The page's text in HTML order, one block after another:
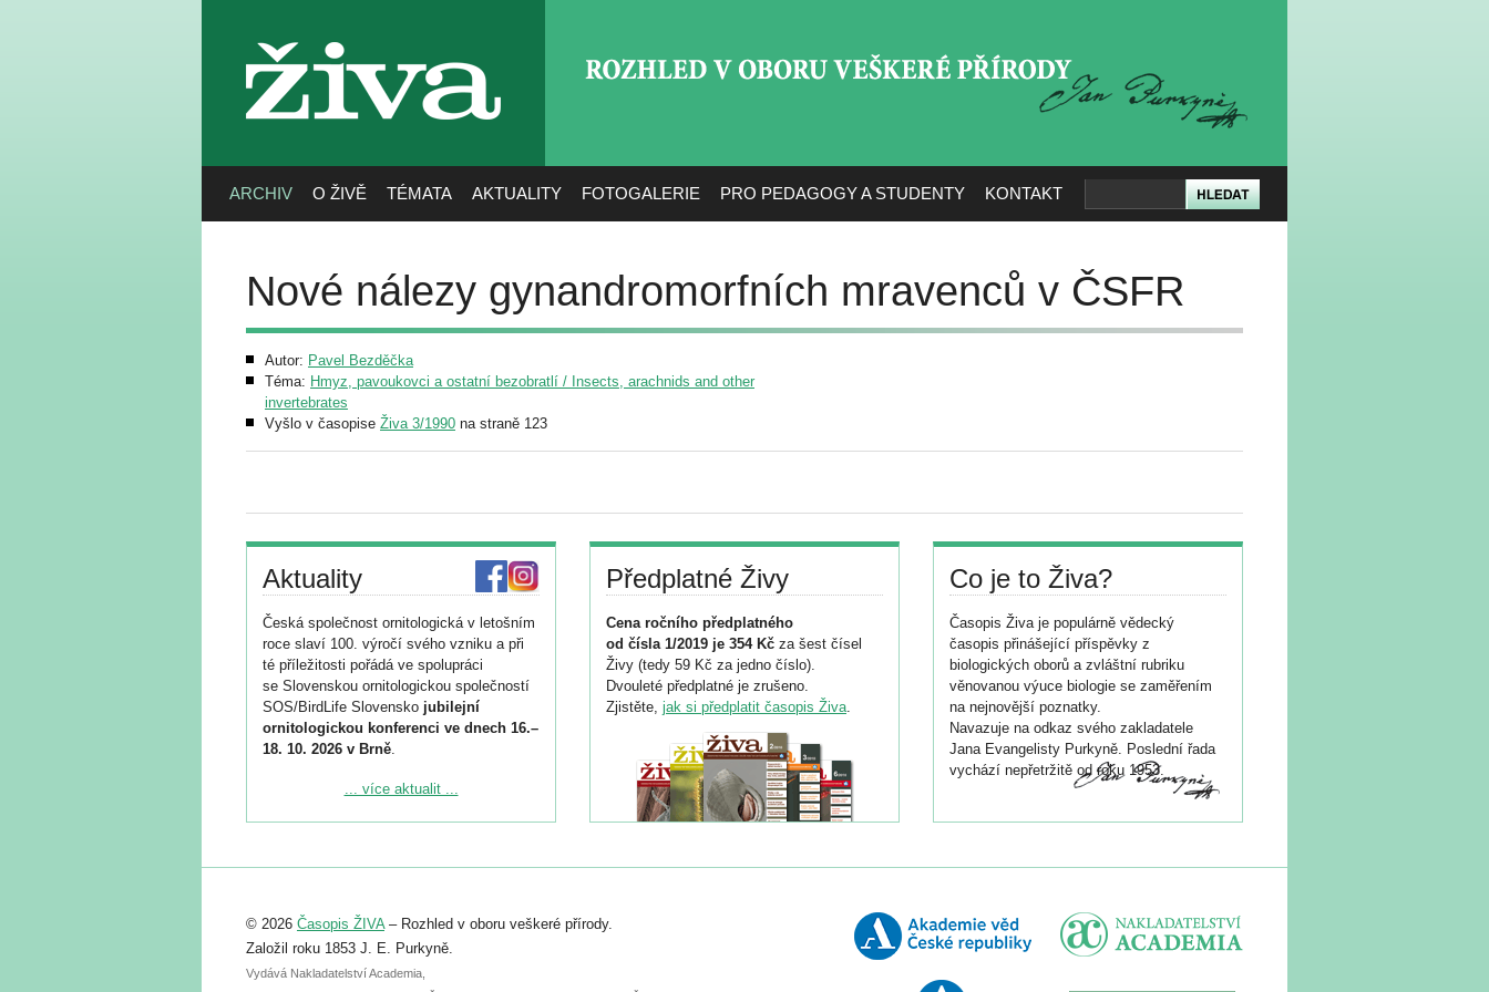
živa
ARCHIV O ŽIVĚ TÉMATA AKTUALITY FOTOGALERIE PRO PEDAGOGY A STUDENTY KONTAKT
Nové nálezy gynandromorfních mravenců v ČSFR
Autor: Pavel Bezděčka
Téma: Hmyz, pavoukovci a ostatní bezobratlí / Insects, arachnids and other
invertebrates
Vyšlo v časopise Živa 3/1990 na straně 123
Aktuality
Česká společnost ornitologická v letošním
roce slaví 100. výročí svého vzniku a při
té příležitosti pořádá ve spolupráci
se Slovenskou ornitologickou společností
SOS/BirdLife Slovensko jubilejní
ornitologickou konferenci ve dnech 16.–
18. 10. 2026 v Brně.
Podrobnější informace ke konferenci
Registrovat se můžete do 6. září.
abstraktu přihlášené přednášky nebo
posteru je už 30. června.
... více aktualit ...
Předplatné Živy
Cena ročního předplatného
od čísla 1/2019 je 354 Kč za šest čísel
Živy (tedy 59 Kč za jedno číslo).
Dvouleté předplatné je zrušeno.
Zjistěte, jak si předplatit časopis Živa.
Co je to Živa?
Časopis Živa je populárně vědecký
časopis přinášející příspěvky z
biologických oborů a zvláštní rubriku
věnovanou výuce biologie se zaměřením
na nejnovější poznatky.
Navazuje na odkaz svého zakladatele
Jana Evangelisty Purkyně. Poslední řada
vychází nepřetržitě od roku 1953.
© 2026 Časopis ŽIVA– Rozhled v oboru veškeré přírody.
Založil roku 1853 J. E. Purkyně.
Vydává Nakladatelství Academia,